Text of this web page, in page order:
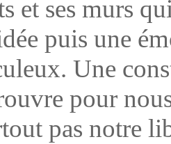
et ses murs
puis une
Une
pour
pas notre